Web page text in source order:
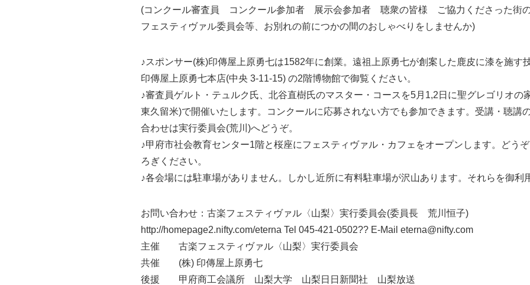
(コンクール審査員 コンクール参加者 展示会参加者 聴衆の皆様 ご協力くださった街
フェスティヴァル委員会等、お別れの前につかの間のおしゃべりをしませんか)
♪スポンサー(株)印傳屋上原勇七は1582年に創業。遠祖上原勇七が創案した鹿皮に漆を施す
印傳屋上原勇七本店(中央 3-11-15) の2階博物館で御覧ください。
♪審査員ゲルト・テュルク氏、北谷直樹氏のマスター・コースを5月1,2日に聖グレゴリオの
東久留米)で開催いたします。コンクールに応募されない方でも参加できます。受講・聴講
合わせは実行委員会(荒川)へどうぞ。
♪甲府市社会教育センター1階と桜座にフェスティヴァル・カフェをオープンします。どう
ろぎください。
♪各会場には駐車場がありません。しかし近所に有料駐車場が沢山あります。それらを御利
お問い合わせ：古楽フェスティヴァル〈山梨〉実行委員会(委員長 荒川恒子)
http://homepage2.nifty.com/eterna Tel 045-421-0502?? E-Mail eterna@nifty.com
主催 古楽フェスティヴァル〈山梨〉実行委員会
共催 (株) 印傳屋上原勇七
後援 甲府商工会議所 山梨大学 山梨日日新聞社 山梨放送